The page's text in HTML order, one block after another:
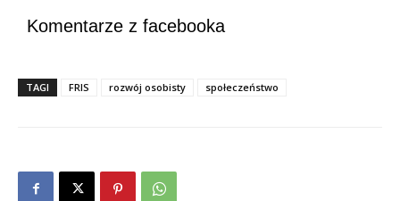
Komentarze z facebooka
TAGI FRIS rozwój osobisty społeczeństwo